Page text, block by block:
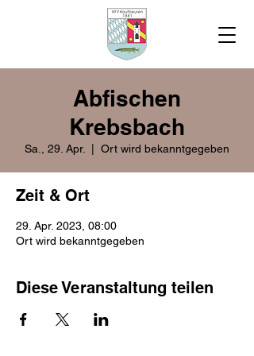
Abfischen
Krebsbach
Sa., 29. Apr. Ort wird bekanntgegeben
Zeit & Ort
29. Apr. 2023, 08:00
Ort wird bekanntgegeben
Diese Veranstaltung teilen